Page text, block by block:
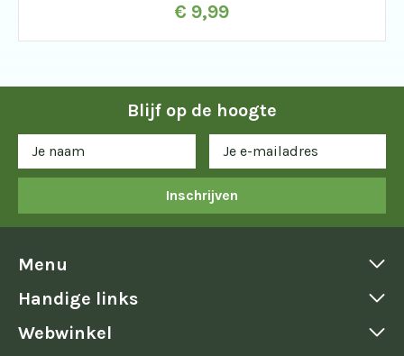
€ 9,99
Blijf op de hoogte
Inschrijven
Menu
Handige links
Webwinkel